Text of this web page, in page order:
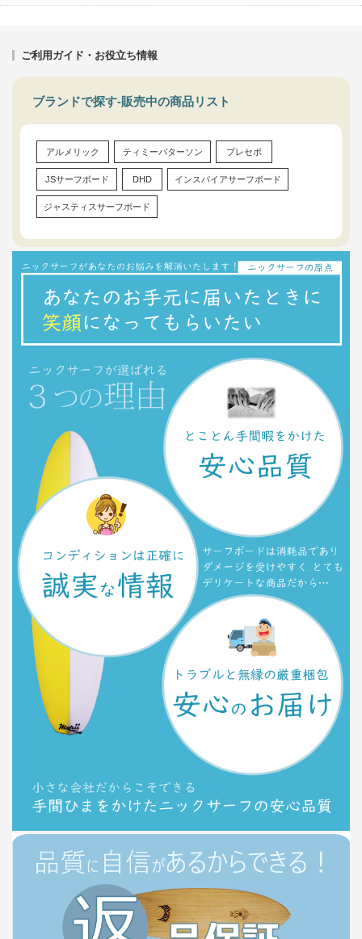
ご利用ガイド・お役立ち情報
ブランドで探す-販売中の商品リスト
アルメリック ティミーパターソン プレセボ
JSサーフボード DHD インスパイアサーフボード
ジャスティスサーフボード